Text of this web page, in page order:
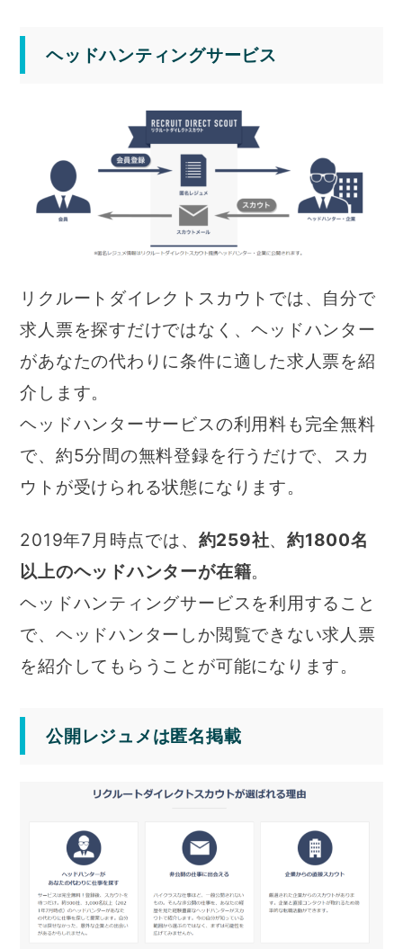
ヘッドハンティングサービス
リクルートダイレクトスカウトでは、自分で
求人票を探すだけではなく、ヘッドハンター
があなたの代わりに条件に適した求人票を紹
介します。
ヘッドハンターサービスの利用料も完全無料
で、約5分間の無料登録を行うだけで、スカ
ウトが受けられる状態になります。
2019年7月時点では、 約259社、約1800名
以上のヘッドハンターが在籍。
ヘッドハンティングサービスを利用すること
で、ヘッドハンターしか閲覧できない求人票
を紹介してもらうことが可能になります。
公開レジュメは匿名掲載